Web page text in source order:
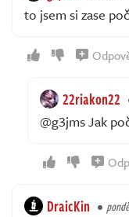
to jsem si zase
22riakon22
@g3jms Jak
DraicKin